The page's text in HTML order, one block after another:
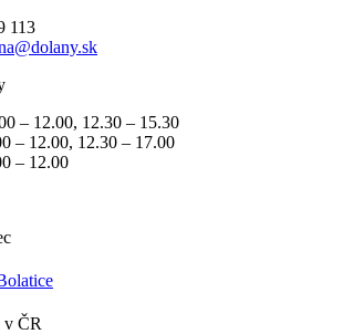
113
– 12.00, 12.30 – 15.30
– 12.00, 12.30 – 17.00
– 12.00
obec
v ČR